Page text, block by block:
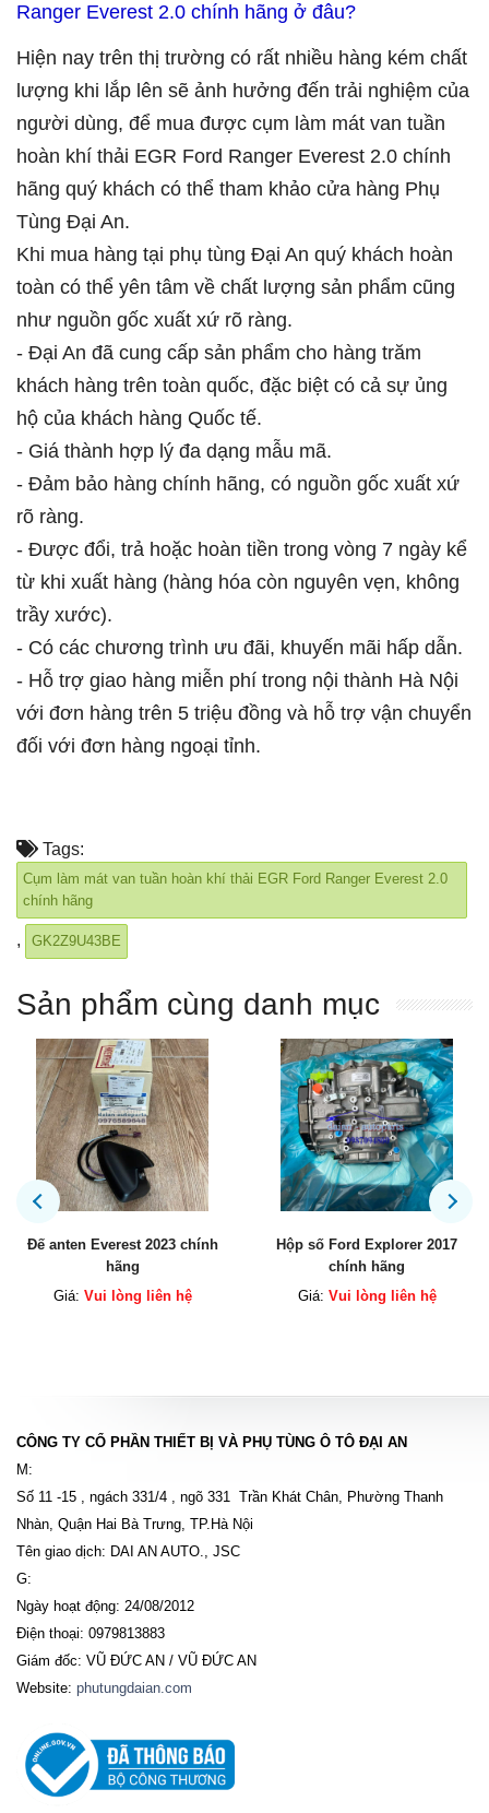
Ranger Everest 2.0 chính hãng ở đâu?
Hiện nay trên thị trường có rất nhiều hàng kém chất
lượng khi lắp lên sẽ ảnh hưởng đến trải nghiệm của
người dùng, để mua được cụm làm mát van tuần
hoàn khí thải EGR Ford Ranger Everest 2.0 chính
hãng quý khách có thể tham khảo cửa hàng Phụ
Tùng Đại An.
Khi mua hàng tại phụ tùng Đại An quý khách hoàn
toàn có thể yên tâm về chất lượng sản phẩm cũng
như nguồn gốc xuất xứ rõ ràng.
- Đại An đã cung cấp sản phẩm cho hàng trăm
khách hàng trên toàn quốc, đặc biệt có cả sự ủng
hộ của khách hàng Quốc tế.
- Giá thành hợp lý đa dạng mẫu mã.
- Đảm bảo hàng chính hãng, có nguồn gốc xuất xứ
rõ ràng.
- Được đổi, trả hoặc hoàn tiền trong vòng 7 ngày kể
từ khi xuất hàng (hàng hóa còn nguyên vẹn, không
trầy xước).
- Có các chương trình ưu đãi, khuyến mãi hấp dẫn.
- Hỗ trợ giao hàng miễn phí trong nội thành Hà Nội
với đơn hàng trên 5 triệu đồng và hỗ trợ vận chuyển
đối với đơn hàng ngoại tỉnh.
Tags:
Cụm làm mát van tuần hoàn khí thải EGR Ford Ranger Everest 2.0
chính hãng
, GK2Z9U43BE
Sản phẩm cùng danh mục
2023 chính
liên hệ
Hộp số Ford Explorer 2017
Giá:
Vui lòng liên hệ
Két sinh
Giá:
CÔNG TY CỔ PHẦN THIẾT BỊ VÀ PHỤ TÙNG Ô TÔ ĐẠI AN
M:
Số 11 -15 , ngách 331/4 , ngõ 331 Trần Khát Chân, Phường Thanh
Nhàn, Quận Hai Bà Trưng, TP.Hà Nội
Tên giao dịch: DAI AN AUTO., JSC
G:
Ngày hoạt động: 24/08/2012
Điện thoại: 0979813883
Giám đốc: VŨ ĐỨC AN / VŨ ĐỨC AN
Website: phutungdaian.com